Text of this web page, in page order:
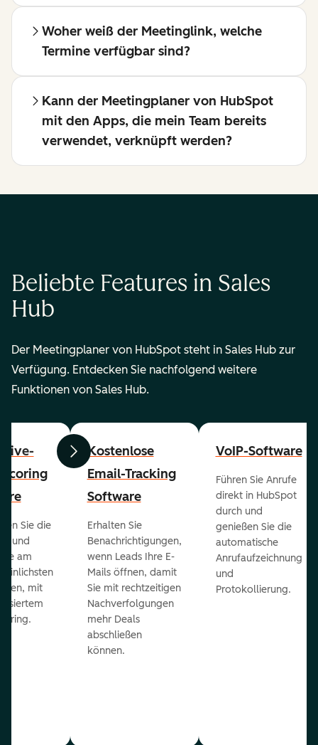
Woher weiß der Meetinglink, welche
Termine verfügbar sind?
Kann der Meetingplaner von HubSpot
mit den Apps, die mein Team bereits
verwendet, verknüpft werden?
Beliebte Features in Sales
Hub
Der Meetingplaner von HubSpot steht in Sales Hub zur
Verfügung. Entdecken Sie nachfolgend weitere
Funktionen von Sales Hub.
ZurückWeiter
Sie die
und
am
mit
Kostenlose
Email-Tracking
Software
Erhalten Sie
Benachrichtigungen,
wenn Leads Ihre E-
Mails öffnen, damit
Sie mit rechtzeitigen
Nachverfolgungen
mehr Deals
abschließen
können.
VoIP-Software
Führen Sie Anrufe
direkt in HubSpot
durch und
genießen Sie die
automatische
Anrufaufzeichnung
und
Protokollierung.